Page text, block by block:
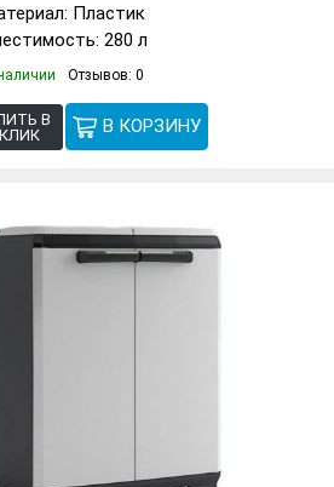
Пластик
280 л
Отзывов: 0
В